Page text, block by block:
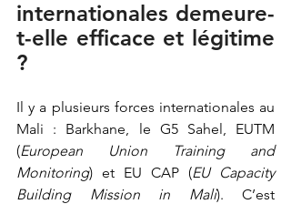
internationales demeure-
t-elle efficace et légitime
?
Il y a plusieurs forces internationales au
Mali : Barkhane, le G5 Sahel, EUTM
(European Union Training and
Monitoring) et EU CAP (EU Capacity
Building Mission in Mali). C’est